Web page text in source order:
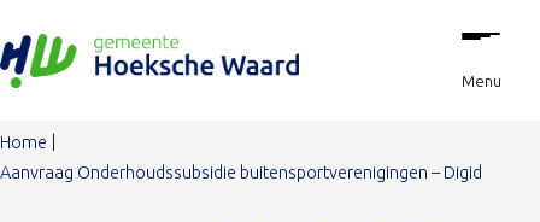
Menu
Home
Aanvraag Onderhoudssubsidie buitensportverenigingen – Digid
1
van